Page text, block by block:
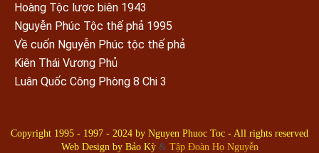
Hoàng Tộc lược biên 1943
Nguyễn Phúc Tộc thế phả 1995
Về cuốn Nguyễn Phúc tộc thế phả
Kiên Thái Vương Phủ
Luân Quốc Công Phòng 8 Chi 3
Copyright 1995 - 1997 - 2024 by Nguyen Phuoc Toc - All rights reserved
Web Design by Bảo Kỳ& Tập Đoàn Họ Nguyễn